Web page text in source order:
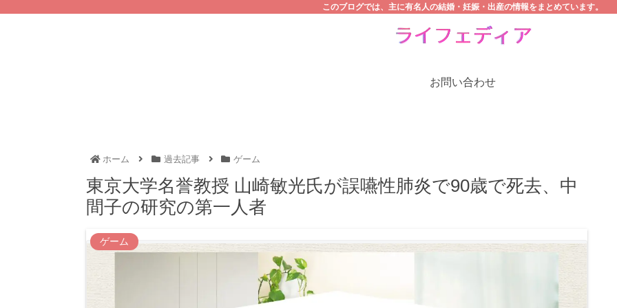
このブログでは、主に有名人の結婚・妊娠・出産の情報をまとめています。
お問い合わせ
ホーム 過去記事 ゲーム
東京大学名誉教授 山崎敏光氏が誤嚥性肺炎で90歳で死去、中
間子の研究の第一人者
ゲーム